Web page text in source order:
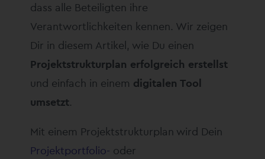
dass alle Beteiligten ihre
Verantwortlichkeiten kennen. Wir zeigen
Dir in diesem Artikel, wie Du einen
Projektstrukturplan erfolgreich erstellst
und einfach in einem digitalen Tool
umsetzt.
Mit einem Projektstrukturplan wird Dein
Projektportfolio- oder